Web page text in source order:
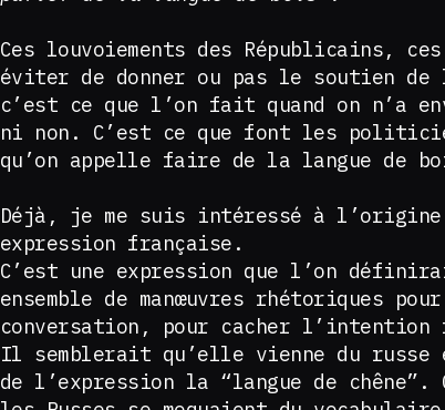
Ces louvoiements des Républicains,
éviter de donner ou pas le soutien
c’est ce que l’on fait quand on n’a
ni non. C’est ce que font les
qu’on appelle faire de la langue de
Déjà, je me suis intéressé à
expression française.
C’est une expression que l’on
ensemble de manœuvres rhétoriques
conversation, pour cacher l’intention
Il semblerait qu’elle vienne du russe
de l’expression la “langue de chêne”.